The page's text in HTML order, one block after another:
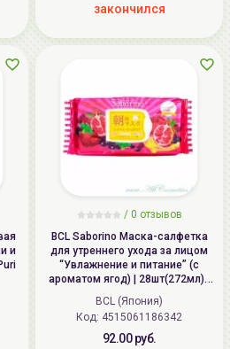
закончился
и
/ 0 отзывов
BCL Saborino Маска-салфетка
для утреннего ухода за лицом
“Увлажнение и питание” (с
ароматом ягод) | 28шт(272мл) |
Saborino MORNING FACIAL SHEET
MASK MOISTURE REACH
BCL (Япония)
Код: 4515061186342
92.00 руб.